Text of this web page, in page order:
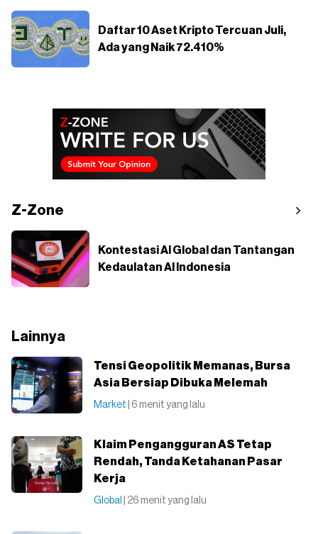
Daftar 10 Aset Kripto Tercuan Juli,
Ada yang Naik 72.410%
Z-Zone
Kontestasi AI Global dan Tantangan
Kedaulatan AI Indonesia
Lainnya
Tensi Geopolitik Memanas, Bursa
Asia Bersiap Dibuka Melemah
Market | 6 menit yang lalu
Klaim Pengangguran AS Tetap
Rendah, Tanda Ketahanan Pasar
Kerja
Global | 26 menit yang lalu